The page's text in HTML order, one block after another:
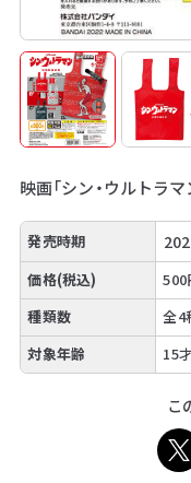
映画「シン・ウルトラ
発売時期
価格(税込)
500
種類数
全4
対象年齢
15
こ